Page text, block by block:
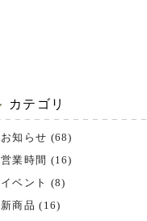
カテゴリ
お知らせ (68)
営業時間 (16)
イベント (8)
新商品 (16)